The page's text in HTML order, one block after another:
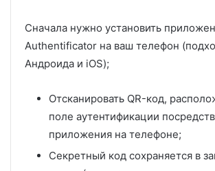
Сначала нужно установить
Authentificator на ваш телефон
Андроида и iOS);
Отсканировать QR-код,
поле аутентификации
приложения на телефоне;
Секретный код сохраняется в